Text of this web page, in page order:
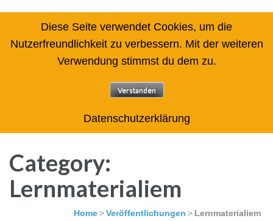
Arbeitskreis des Zentrums für
angewandte Lernforschung
Category:
Lernmaterialiem
Home>Veröffentlichungen > Lernmaterialiem
Diese Seite verwendet Cookies, um die
Nutzerfreundlichkeit zu verbessern. Mit der weiteren
Verwendung stimmst du dem zu.
Verstanden
Datenschutzerklärung